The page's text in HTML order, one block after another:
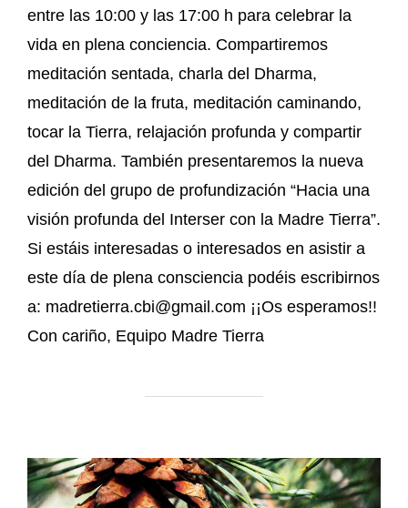
entre las 10:00 y las 17:00 h para celebrar la
vida en plena conciencia. Compartiremos
meditación sentada, charla del Dharma,
meditación de la fruta, meditación caminando,
tocar la Tierra, relajación profunda y compartir
del Dharma. También presentaremos la nueva
edición del grupo de profundización “Hacia una
visión profunda del Interser con la Madre Tierra”.
Si estáis interesadas o interesados en asistir a
este día de plena consciencia podéis escribirnos
a: madretierra.cbi@gmail.com ¡¡Os esperamos!!
Con cariño, Equipo Madre Tierra